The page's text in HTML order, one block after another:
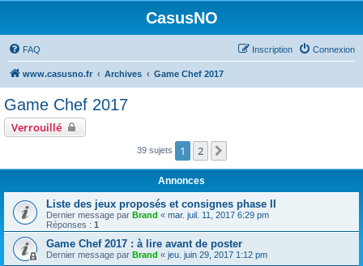
CasusNO
FAQ Connexion
Inscription
www.casusno.fr Archives Game Chef 2017
Game Chef 2017
Verrouillé
39 sujets 1 2
Annonces
Liste des jeux proposés et consignes phase II
Dernier message par Brand « mar. juil. 11, 2017 6:29 pm
Réponses : 1
Game Chef 2017 : à lire avant de poster
Dernier message par Brand « jeu. juin 29, 2017 1:12 pm